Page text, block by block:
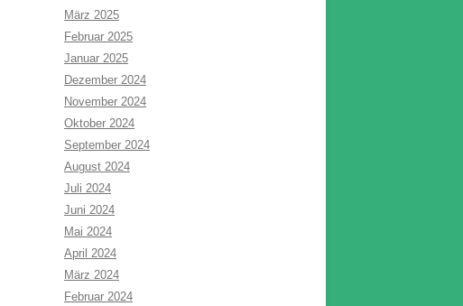
März 2025
Februar 2025
Januar 2025
Dezember 2024
November 2024
Oktober 2024
September 2024
August 2024
Juli 2024
Juni 2024
Mai 2024
April 2024
März 2024
Februar 2024